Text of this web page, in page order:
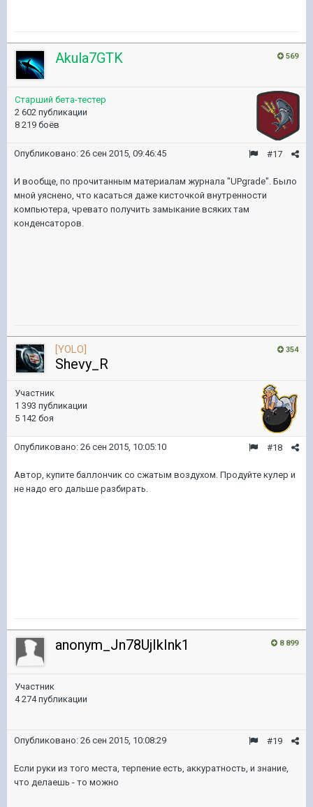
569
Akula7GTK
Старший бета-тестер
2 602 публикации
8 219 боёв
#17
Опубликовано: 26 сен 2015, 09:46:45
И вообще, по прочитанным материалам журнала "UPgrade". Было
мной уяснено, что касаться даже кисточкой внутренности
компьютера, чревато получить замыкание всяких там
конденсаторов.
354
[YOLO]
Shevy_R
Участник
1 393 публикации
5 142 боя
#18
Опубликовано: 26 сен 2015, 10:05:10
Автор, купите баллончик со сжатым воздухом. Продуйте кулер и
не надо его дальше разбирать.
8 899
anonym_Jn78UjIkInk1
Участник
4 274 публикации
#19
Опубликовано: 26 сен 2015, 10:08:29
Если руки из того места, терпение есть, аккуратность, и знание,
что делаешь - то можно